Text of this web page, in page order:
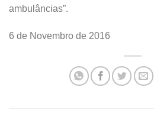
ambulâncias”.
6 de Novembro de 2016